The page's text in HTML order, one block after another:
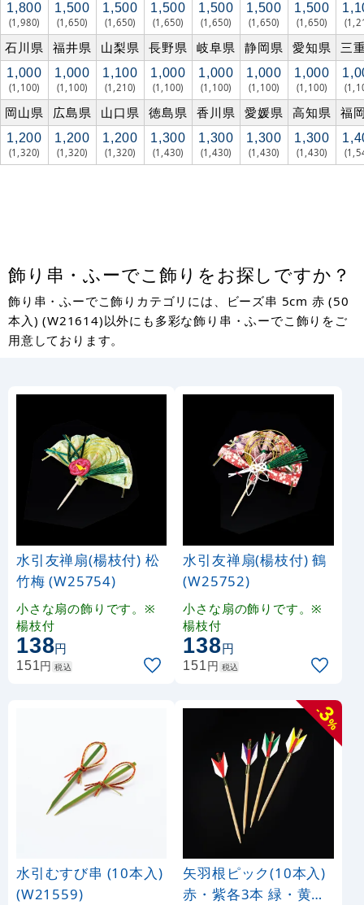
1,800
(1,980)
1,500
(1,650)
1,500
(1,650)
1,500
(1,650)
1,500
(1,650)
1,500
(1,650)
1,500
(1,650)
石川県 福井県 山梨県 長野県 岐阜県 静岡県 愛知県 三
1,000
(1,100)
1,000
(1,100)
1,100
(1,210)
1,000
(1,100)
1,000
(1,100)
1,000
(1,100)
1,000
(1,100)
岡山県 広島県 山口県 徳島県 香川県 愛媛県 高知県 福
1,200
(1,320)
1,200
(1,320)
1,200
(1,320)
1,300
(1,430)
1,300
(1,430)
1,300
(1,430)
1,300
(1,430)
飾り串・ふーでこ飾りをお探しですか？
飾り串・ふーでこ飾りカテゴリには、ビーズ串 5cm 赤 (50
本入) (W21614)以外にも多彩な飾り串・ふーでこ飾りをご
用意しております。
水引友禅扇(楊枝付) 松
竹梅 (W25754)
小さな扇の飾りです。※
楊枝付
138円
151円 税込
水引友禅扇(楊枝付) 鶴
(W25752)
小さな扇の飾りです。※
楊枝付
138円
151円 税込
水引むすび串 (10本入)
(W21559)
-
3
%
矢羽根ピック(10本入)
赤・紫各3本 緑・黄各